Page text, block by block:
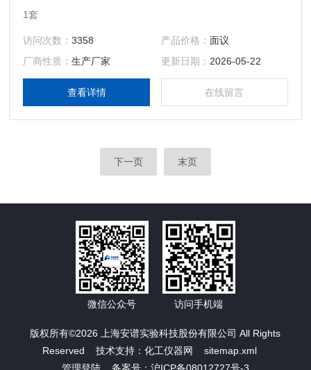
1套
访问次数：3358 产品价格： 面议
厂商性质：生产厂家 更新日期： 2026-05-22
查看详情 在线留言
下一页 末页
版权所有©2026 上海安谱实验科技股份有限公司 All Rights
Reserved 技术支持：化工仪器网
sitemap.xml
微信公众号 访问手机端